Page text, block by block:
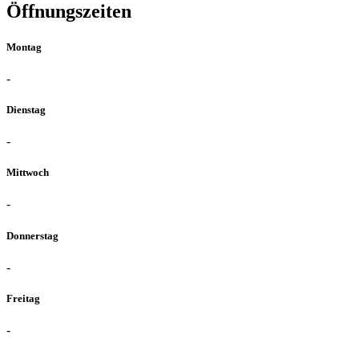
Öffnungszeiten
Montag
-
Dienstag
-
Mittwoch
-
Donnerstag
-
Freitag
-